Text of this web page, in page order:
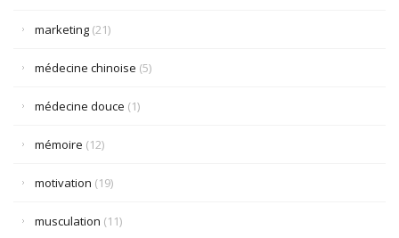
marketing (21)
médecine chinoise (5)
médecine douce (1)
mémoire (12)
motivation (19)
musculation (11)